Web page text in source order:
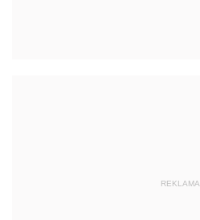
REKLAMA